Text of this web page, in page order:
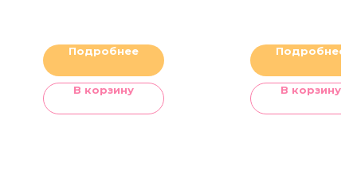
Подробнее
В корзину
Подробнее
В корзину